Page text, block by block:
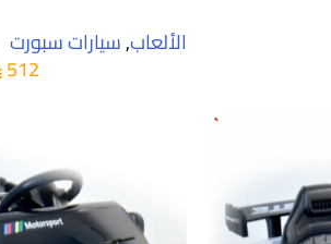
الألعاب,سيارات سبورت
512